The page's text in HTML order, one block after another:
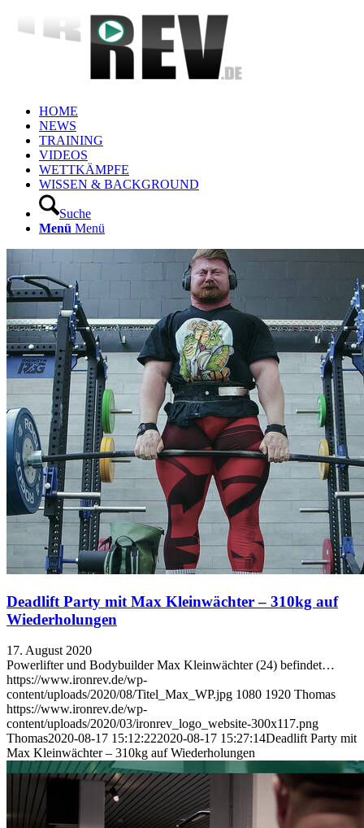
HOME
NEWS
TRAINING
VIDEOS
WETTKÄMPFE
WISSEN & BACKGROUND
Suche
Menü Menü
Deadlift Party mit Max Kleinwächter – 310kg auf
Wiederholungen
17. August 2020
Powerlifter und Bodybuilder Max Kleinwächter (24) befindet…
https://www.ironrev.de/wp-
content/uploads/2020/08/Titel_Max_WP.jpg 1080 1920 Thomas
https://www.ironrev.de/wp-
content/uploads/2020/03/ironrev_logo_website-300x117.png
Thomas2020-08-17 15:12:222020-08-17 15:27:14Deadlift Party mit
Max Kleinwächter – 310kg auf Wiederholungen